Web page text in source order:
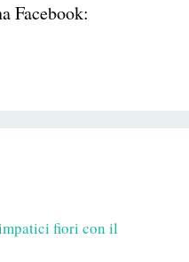
Facebook:
fiori con il